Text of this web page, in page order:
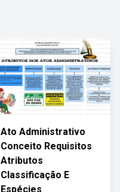
Ato Administrativo
Conceito Requisitos
Atributos
Classificação E
Espécies